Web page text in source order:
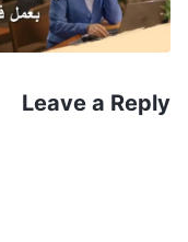
وأبلغوا عنهم يتعرَّضون
اقتراحات الناس تلقى
جيدة، وما إذا كان
Leave a Reply